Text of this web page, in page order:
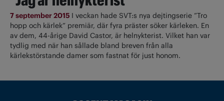
7 september 2015 I veckan hade SVT:s nya dejtingserie ”Tro
hopp och kärlek” premiär, där fyra präster söker kärleken. En
av dem, 44-årige David Castor, är helnykterist. Vilket han var
tydlig med när han sållade bland breven från alla
kärlekstörstande damer som fastnat för just honom.